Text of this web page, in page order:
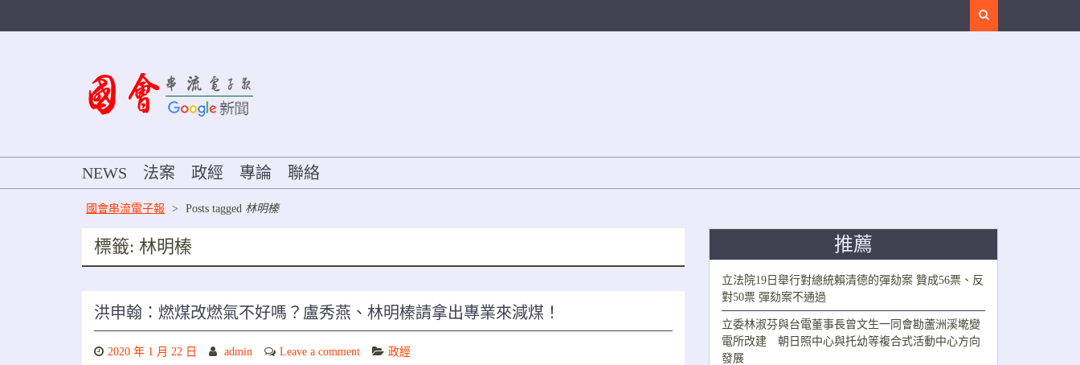
NEWS 法案 政經 專論 聯絡
國會串流電子報 > Posts tagged 林明榛
標籤: 林明榛
洪申翰：燃煤改燃氣不好嗎？盧秀燕、林明榛請拿出專業來減煤！
2020 年 1 月 22 日 admin Leave a comment 政經
推薦
立法院19日舉行對總統賴清德的彈劾案 贊成56票、反
對50票 彈劾案不通過
立委林淑芬與台電董事長曾文生一同會勘蘆洲溪墘變
電所改建 朝日照中心與托幼等複合式活動中心方向
發展